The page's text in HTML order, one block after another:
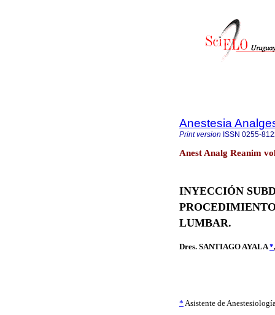
Anestesia
Print version ISSN 0255-
Anest Analg Reanim
INYECCIÓN
LUMBAR.
Dres. SANTIAGO AYALA*
* Asistente de